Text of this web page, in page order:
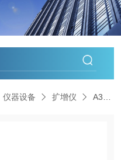
仪器设备 扩增仪 A37834Thermo赛默飞 MiniAmp 小型PCR仪